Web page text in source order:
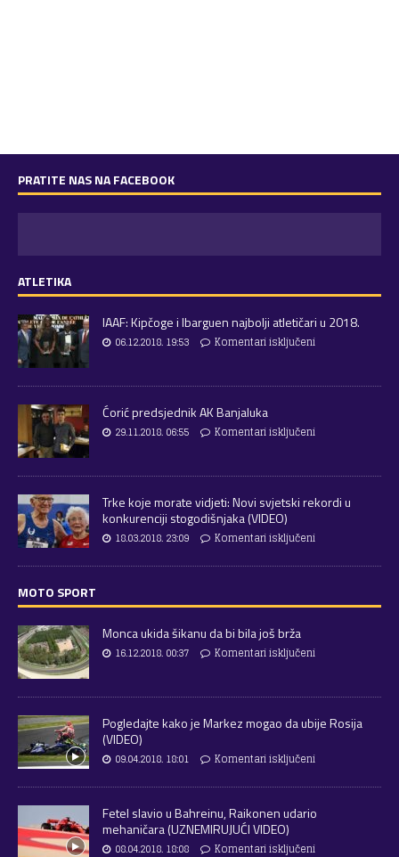
PRATITE NAS NA FACEBOOK
ATLETIKA
IAAF: Kipčoge i Ibarguen najbolji atletičari u 2018.
06.12.2018. 19:53 Komentari isključeni
Ćorić predsjednik AK Banjaluka
29.11.2018. 06:55 Komentari isključeni
Trke koje morate vidjeti: Novi svjetski rekordi u
konkurenciji stogodišnjaka (VIDEO)
18.03.2018. 23:09 Komentari isključeni
MOTO SPORT
Monca ukida šikanu da bi bila još brža
16.12.2018. 00:37 Komentari isključeni
Pogledajte kako je Markez mogao da ubije Rosija
(VIDEO)
09.04.2018. 18:01 Komentari isključeni
Fetel slavio u Bahreinu, Raikonen udario
mehaničara (UZNEMIRUJUĆI VIDEO)
08.04.2018. 18:08 Komentari isključeni